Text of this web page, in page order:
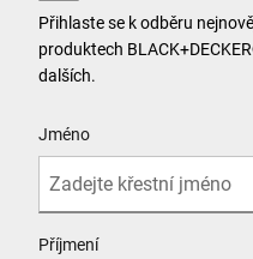
Brno,
nářadí
Najít
Přihlaste se k odběru
produktech
dalších.
Jméno
Příjmení